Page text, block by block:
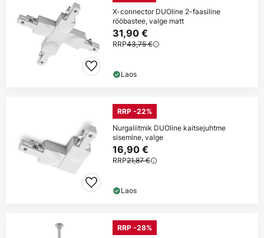
X-connector DUOline 2-faasiline
rööbastee, valge matt
31,90 €
RRP43,75 €
Laos
RRP -22%
Nurgaliitmik DUOline kaitsejuhtme
sisemine, valge
16,90 €
RRP21,87 €
Laos
RRP -28%